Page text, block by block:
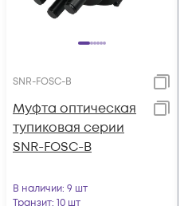
SNR-FOSC-B
Муфта оптическая
тупиковая серии
SNR-FOSC-B
В наличии: 9 шт
Транзит: 10 шт